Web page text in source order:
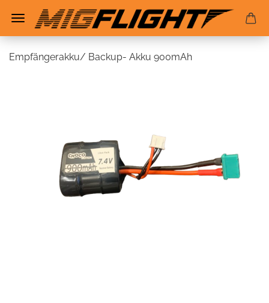
Empfängerakku/ Backup- Akku 900mAh